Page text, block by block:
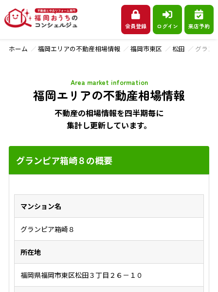
会員登録 ログイン 来店予約
ホーム 福岡エリアの不動産相場情報 福岡市東区 松田 グラン
福岡エリアの不動産相場情報
Area market information
不動産の相場情報を四半期毎に
集計し更新しています。
グランピア箱崎８の概要
マンション名
グランピア箱崎８
所在地
福岡県福岡市東区松田３丁目２６－１０